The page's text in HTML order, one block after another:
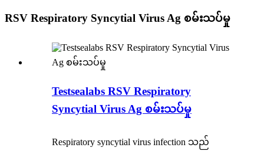
RSV Respiratory Syncytial Virus Ag စမ်းသပ်မှု
Testsealabs RSV Respiratory
Syncytial Virus Ag စမ်းသပ်မှု
Respiratory syncytial virus infection သည်